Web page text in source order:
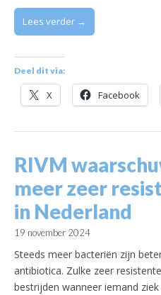
Lees verder →
Deel dit via:
X Facebook
RIVM
meer zeer
in Nederland
19 november 2024
Steeds meer bacteriën zijn
antibiotica. Zulke zeer
bestrijden wanneer iemand